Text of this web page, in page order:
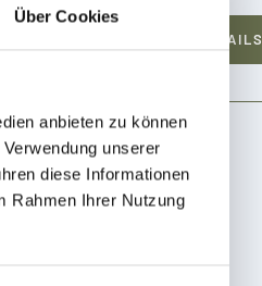
Über Cookies
anbieten zu können
unserer
diese Informationen
Rahmen Ihrer Nutzung
DETAILS